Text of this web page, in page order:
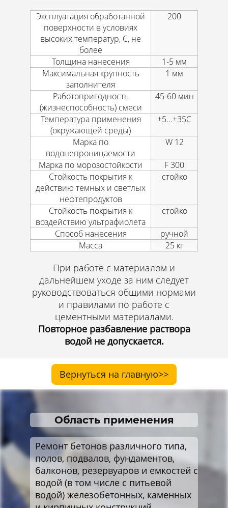
Эксплуатация обработанной
поверхности в условиях
высоких температур, С, не
более
200
Толщина нанесения
1-5 мм
Максимальная крупность
заполнителя
1 мм
Работопригодность
(жизнеспособность) смеси
45-60 мин
Температура применения
(окружающей среды)
+5...+35С
Марка по
водонепроницаемости
W 12
Марка по морозостойкости
F 300
Стойкость покрытия к
действию темных и светлых
нефтепродуктов
стойко
Стойкость покрытия к
воздействию ультрафиолета
стойко
Способ нанесения
ручной
Масса
25 кг
При работе с материалом и
дальнейшем уходе за ним следует
руководствоваться общими нормами
и правилами по работе с
цементными материалами.
Повторное разбавление раствора
водой не допускается.
Вернуться на главную>>
Область применения
Ремонт бетонов различного типа,
полов, подвалов, фундаментов,
балконов, резервуаров и емкостей с
водой (в том числе с питьевой
водой) железобетонных, каменных